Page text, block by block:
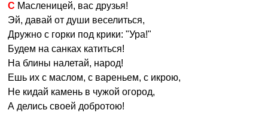
С Масленицей, вас друзья!
Эй, давай от души веселиться,
Дружно с горки под крики: "Ура!"
Будем на санках катиться!
На блины налетай, народ!
Ешь их с маслом, с вареньем, с икрою,
Не кидай камень в чужой огород,
А делись своей добротою!